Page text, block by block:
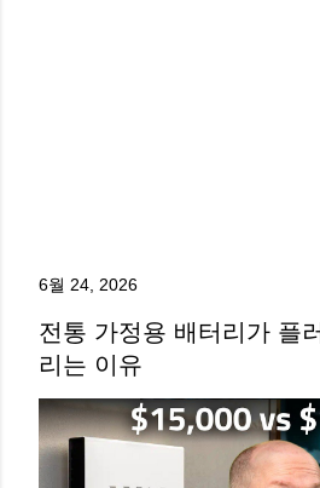
6월 24, 2026
전통 가정용 배터리가 플
리는 이유